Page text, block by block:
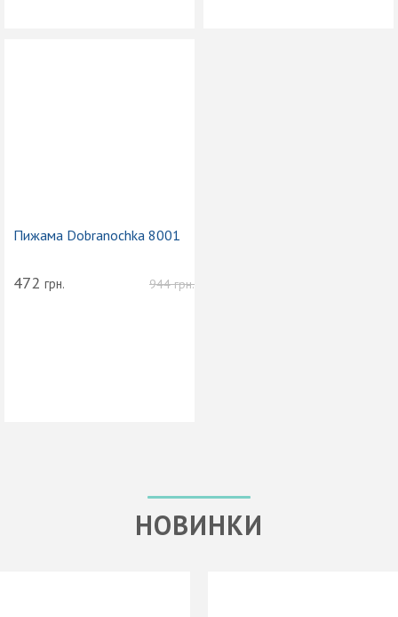
Пижама Dobranochka 8001
944грн.
472 грн.
НОВИНКИ